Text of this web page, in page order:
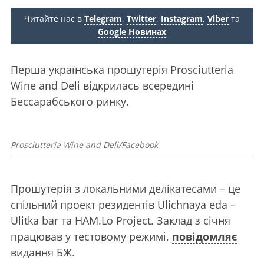
Читайте нас в Telegram, Twitter, Instagram, Viber та
Google Новинах
Перша українська прошутерія Prosciutteria
Wine and Deli відкрилась всередині
Бессарабського ринку.
Prosciutteria Wine and Deli/Facebook
Прошутерія з локальними делікатесами – це
спільний проект резидентів Ulichnaya eda –
Ulitka bar та HAM.Lo Project. Заклад з січня
працював у тестовому режимі, повідомляє
видання БЖ.